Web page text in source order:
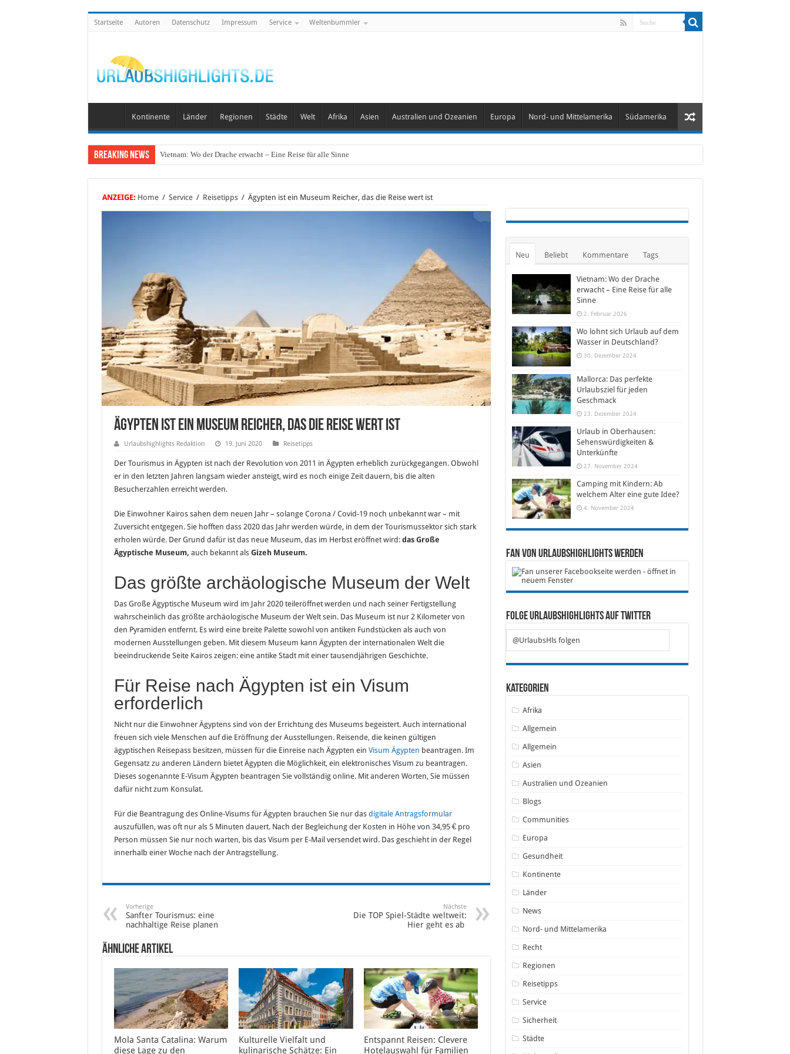
Startseite Autoren Datenschutz Impressum Service Weltenbummler
Kontinente Länder Regionen Städte Welt Afrika Asien Australien und Ozeanien Europa Nord- und Mittelamerika Südamerika
Breaking News Vietnam: Wo der Drache erwacht – Eine Reise für alle Sinne
ANZEIGE: Home / Service / Reisetipps / Ägypten ist ein Museum Reicher, das die Reise wert ist
Ägypten ist ein Museum Reicher, das die Reise wert ist
Urlaubshighlights Redaktion 19. Juni 2020 Reisetipps
Der Tourismus in Ägypten ist nach der Revolution von 2011 in Ägypten erheblich zurückgegangen. Obwohl
er in den letzten Jahren langsam wieder ansteigt, wird es noch einige Zeit dauern, bis die alten
Besucherzahlen erreicht werden.
Die Einwohner Kairos sahen dem neuen Jahr – solange Corona / Covid-19 noch unbekannt war – mit
Zuversicht entgegen. Sie hofften dass 2020 das Jahr werden würde, in dem der Tourismussektor sich stark
erholen würde. Der Grund dafür ist das neue Museum, das im Herbst eröffnet wird: das Große
Ägyptische Museum, auch bekannt alsGizeh Museum.
Das größte archäologische Museum der Welt
Das Große Ägyptische Museum wird im Jahr 2020 teileröffnet werden und nach seiner Fertigstellung
wahrscheinlich das größte archäologische Museum der Welt sein. Das Museum ist nur 2 Kilometer von
den Pyramiden entfernt. Es wird eine breite Palette sowohl von antiken Fundstücken als auch von
modernen Ausstellungen geben. Mit diesem Museum kann Ägypten der internationalen Welt die
beeindruckende Seite Kairos zeigen: eine antike Stadt mit einer tausendjährigen Geschichte.
Für Reise nach Ägypten ist ein Visum
erforderlich
Nicht nur die Einwohner Ägyptens sind von der Errichtung des Museums begeistert. Auch international
freuen sich viele Menschen auf die Eröffnung der Ausstellungen. Reisende, die keinen gültigen
ägyptischen Reisepass besitzen, müssen für die Einreise nach Ägypten ein Visum Ägypten beantragen. Im
Gegensatz zu anderen Ländern bietet Ägypten die Möglichkeit, ein elektronisches Visum zu beantragen.
Dieses sogenannte E-Visum Ägypten beantragen Sie vollständig online. Mit anderen Worten, Sie müssen
dafür nicht zum Konsulat.
Für die Beantragung des Online-Visums für Ägypten brauchen Sie nur das digitale Antragsformular
auszufüllen, was oft nur als 5 Minuten dauert. Nach der Begleichung der Kosten in Höhe von 34,95 € pro
Person müssen Sie nur noch warten, bis das Visum per E-Mail versendet wird. Das geschieht in der Regel
innerhalb einer Woche nach der Antragstellung.
Vorherige
Sanfter Tourismus: eine
nachhaltige Reise planen
Nächste
Die TOP Spiel-Städte weltweit:
Hier geht es ab
Ähnliche Artikel
Mola Santa Catalina: Warum
diese Lage zu den
Kulturelle Vielfalt und
kulinarische Schätze: Ein
Entspannt Reisen: Clevere
Hotelauswahl für Familien
Neu Beliebt Kommentare Tags
Vietnam: Wo der Drache
erwacht – Eine Reise für alle
Sinne
2. Februar 2026
Wo lohnt sich Urlaub auf dem
Wasser in Deutschland?
30. Dezember 2024
Mallorca: Das perfekte
Urlaubsziel für jeden
Geschmack
23. Dezember 2024
Urlaub in Oberhausen:
Sehenswürdigkeiten &
Unterkünfte
27. November 2024
Camping mit Kindern: Ab
welchem Alter eine gute Idee?
4. November 2024
Fan von Urlaubshighlights werden
Folge Urlaubshighlights auf Twitter
@UrlaubsHls folgen
Kategorien
Afrika
Allgemein
Allgemein
Asien
Australien und Ozeanien
Blogs
Communities
Europa
Gesundheit
Kontinente
Länder
News
Nord- und Mittelamerika
Recht
Regionen
Reisetipps
Service
Sicherheit
Städte